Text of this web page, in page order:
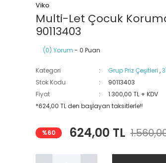
Viko
Multi-Let Çocuk
90113403
(0) Yorum - 0 Puan
Kategori Grup Priz Çeşitleri ,
Stok Kodu
90113403
Fiyat
1.300,00 TL + KDV
*624,00 TL den başlayan taksitlerle!!
%60 624,00 TL